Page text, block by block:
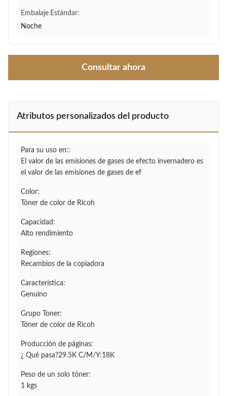
Embalaje Estándar:
Noche
Consultar ahora
Atributos personalizados del producto
Para su uso en::
El valor de las emisiones de gases de efecto invernadero es
el valor de las emisiones de gases de ef
Color:
Tóner de color de Ricoh
Capacidad:
Alto rendimiento
Regiones:
Recambios de la copiadora
Característica:
Genuino
Grupo Toner:
Tóner de color de Ricoh
Producción de páginas:
¿ Qué pasa?29.5K C/M/Y:18K
Peso de un solo tóner:
1 kgs